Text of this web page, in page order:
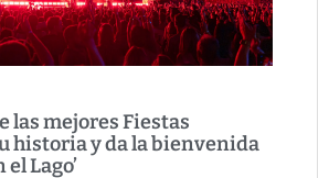
las mejores Fiestas
historia y da la bienvenida
el Lago’